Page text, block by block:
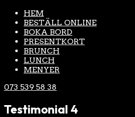
HEM
BESTÄLL ONLINE
BOKA BORD
PRESENTKORT
BRUNCH
LUNCH
MENYER
073 539 58 38
Testimonial 4